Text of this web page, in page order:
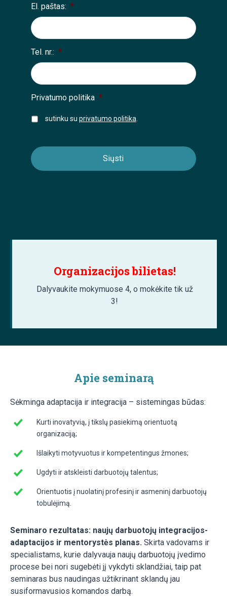
El. paštas: *
Tel. nr.: *
Privatumo politika *
sutinku su privatumo politika
Organizacijos bilietas!
Dalyvaukite mokymuose 4, o mokėkite tik už
3!
Apie seminarą
Sėkminga adaptacija ir integracija – sistemingas būdas:
Kurti inovatyvią, į tikslų pasiekimą orientuotą
organizaciją;
Išlaikyti motyvuotus ir kompetentingus žmones;
Ugdyti ir atskleisti darbuotojų talentus;
Orientuotis į nuolatinį profesinį ir asmeninį darbuotojų
tobulėjimą.
Seminaro rezultatas: naujų darbuotojų integracijos-
adaptacijos ir mentorystės planas. Skirta vadovams ir
specialistams, kurie dalyvauja naujų darbuotojų įvedimo
procese bei nori sugebėti jį vykdyti sklandžiai, taip pat
seminaras bus naudingas užtikrinant sklandų jau
susiformavusios komandos darbą.